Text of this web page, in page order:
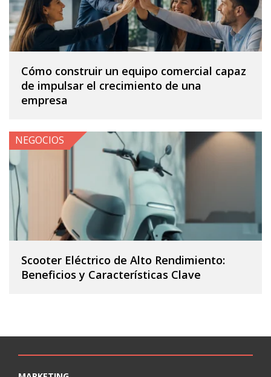
Cómo construir un equipo comercial capaz
de impulsar el crecimiento de una
empresa
Scooter Eléctrico de Alto Rendimiento:
Beneficios y Características Clave
NEGOCIOS